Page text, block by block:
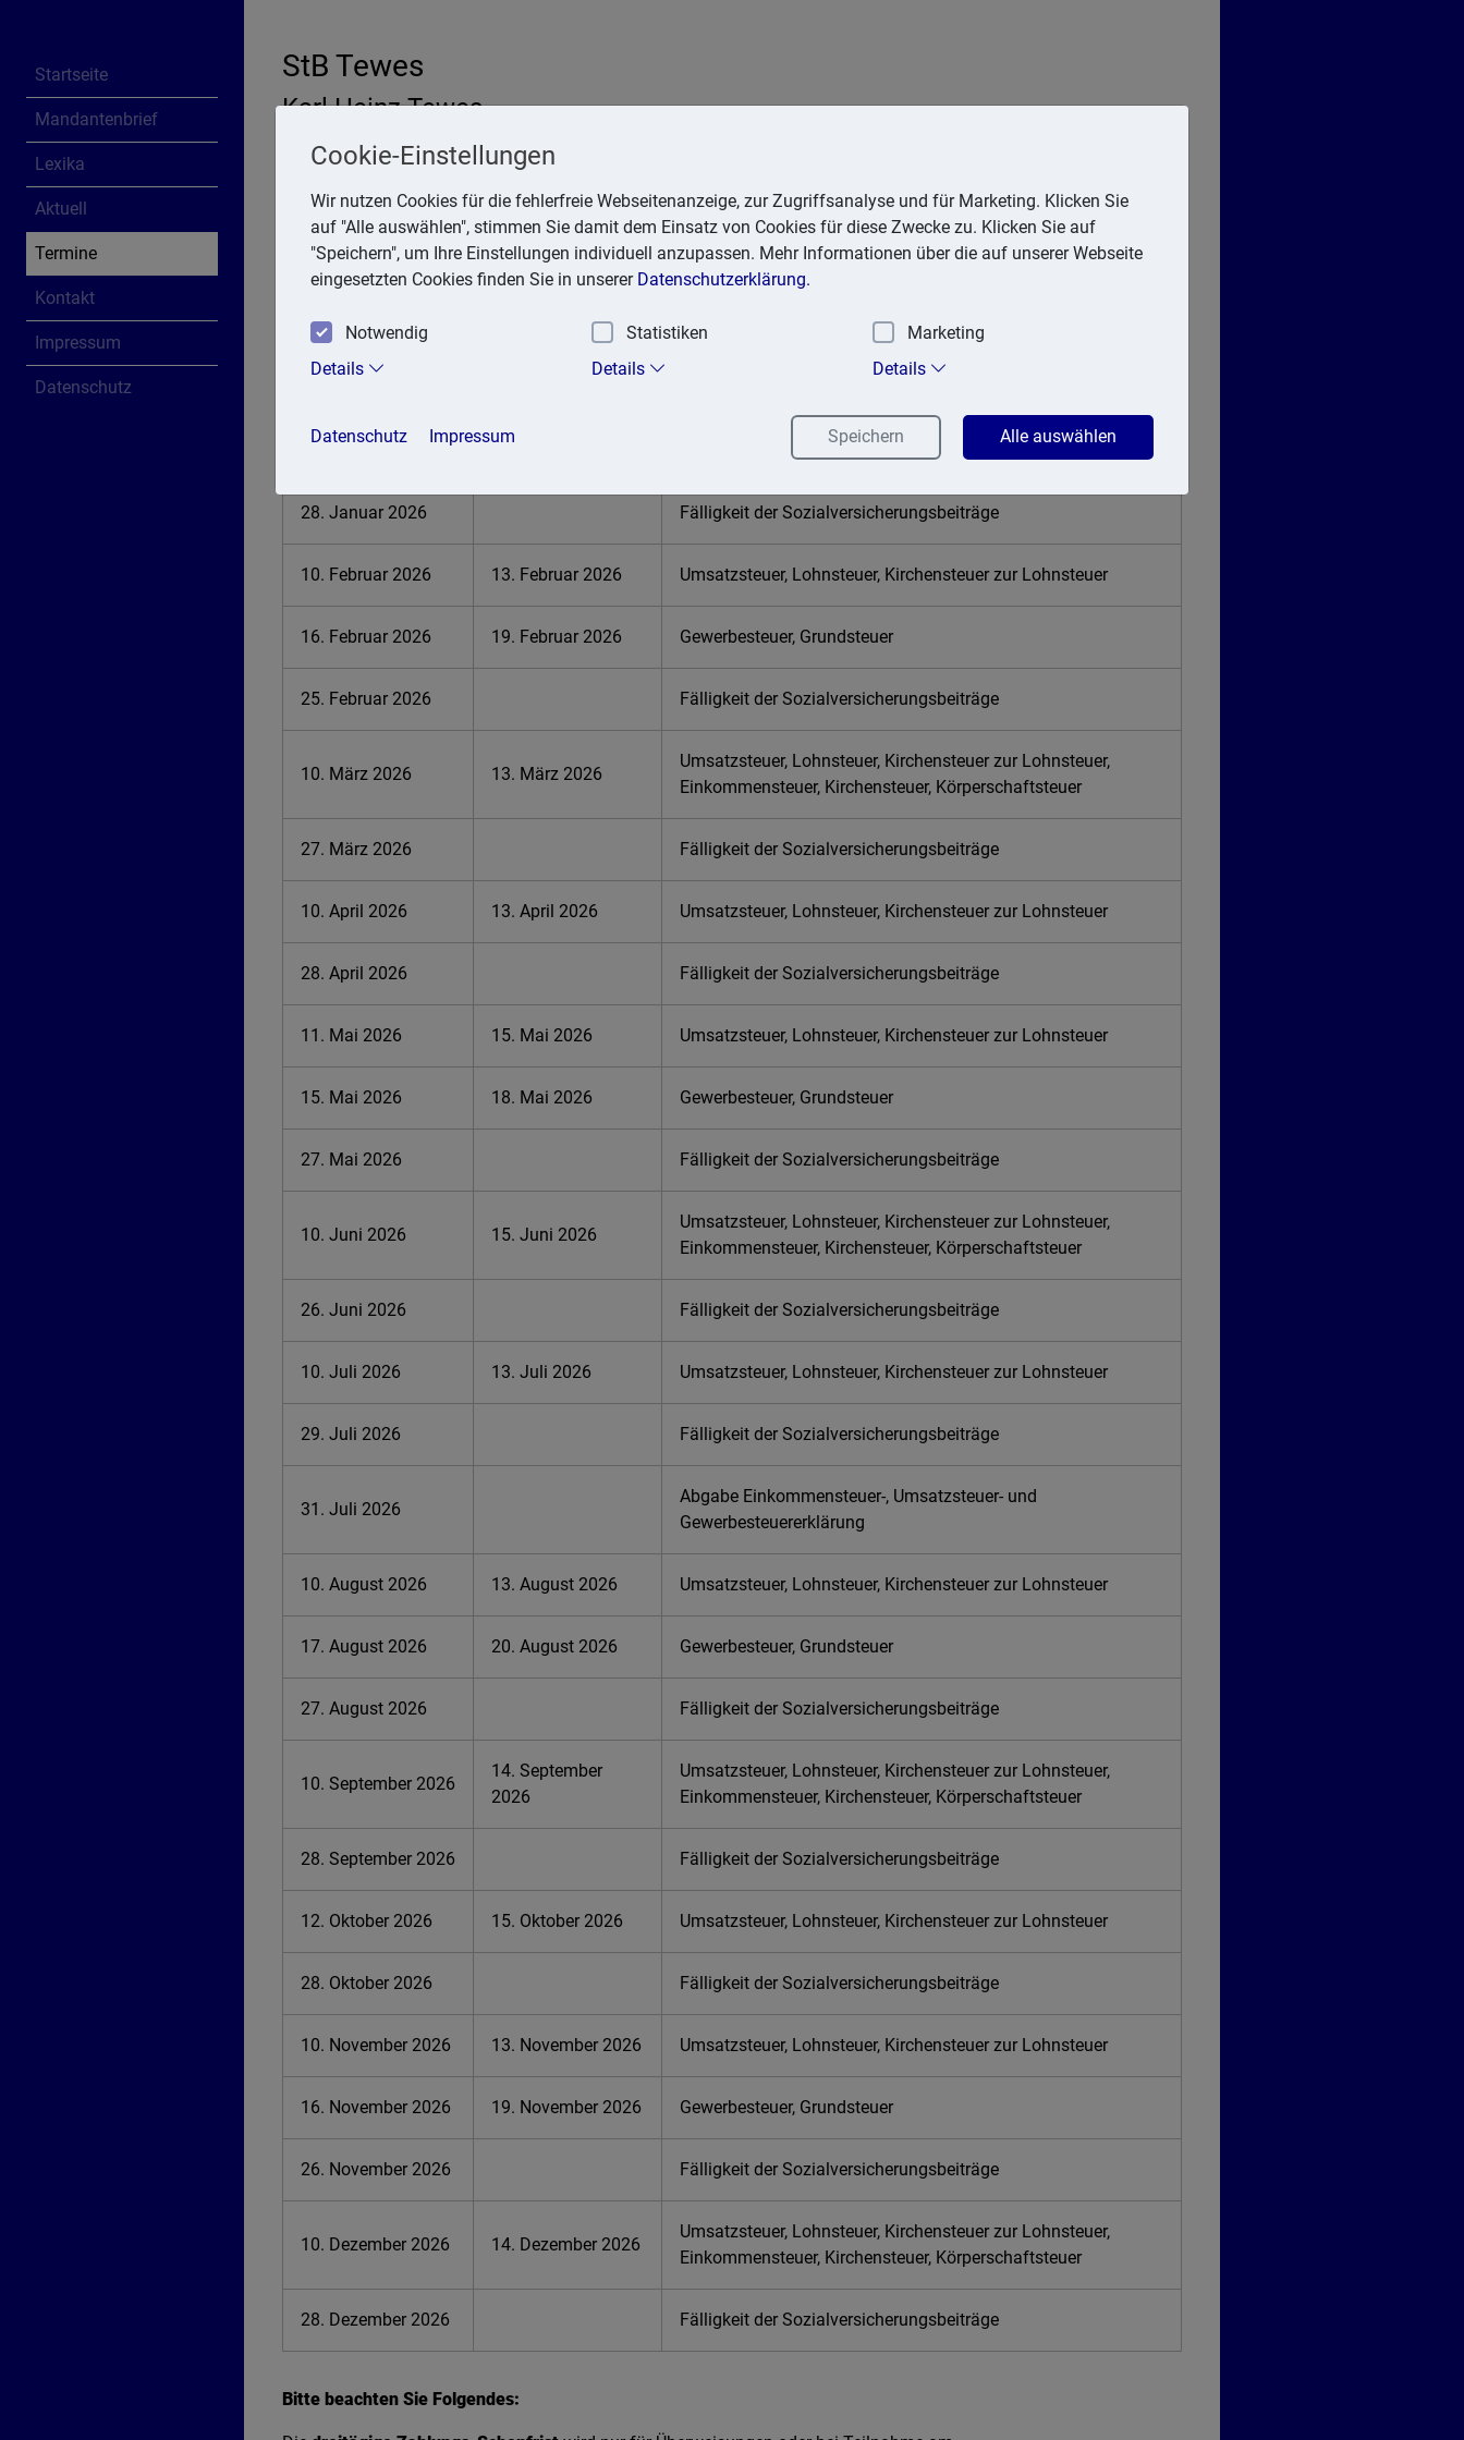
Startseite
Mandantenbrief
Lexika
Aktuell
Termine
Kontakt
Impressum
Datenschutz
StB Tewes
Karl Heinz Tewes
Wellinghofer Hecke 5, 44265 Dortmund
Telefon: 231 462050
E-Mail: tewes.StB@t-online.de
Steuertermine
Umsatzsteuer, Lohnsteuer, Kirchensteuer zur Lohnsteuer
28. Januar 2026 Fälligkeit der Sozialversicherungsbeiträge
10. Februar 2026 13. Februar 2026 Umsatzsteuer, Lohnsteuer, Kirchensteuer zur Lohnsteuer
16. Februar 2026 19. Februar 2026 Gewerbesteuer, Grundsteuer
25. Februar 2026 Fälligkeit der Sozialversicherungsbeiträge
10. März 2026 13. März 2026
Umsatzsteuer, Lohnsteuer, Kirchensteuer zur Lohnsteuer,
Einkommensteuer, Kirchensteuer, Körperschaftsteuer
27. März 2026 Fälligkeit der Sozialversicherungsbeiträge
10. April 2026 13. April 2026 Umsatzsteuer, Lohnsteuer, Kirchensteuer zur Lohnsteuer
28. April 2026 Fälligkeit der Sozialversicherungsbeiträge
11. Mai 2026 15. Mai 2026 Umsatzsteuer, Lohnsteuer, Kirchensteuer zur Lohnsteuer
15. Mai 2026 18. Mai 2026 Gewerbesteuer, Grundsteuer
27. Mai 2026 Fälligkeit der Sozialversicherungsbeiträge
10. Juni 2026 15. Juni 2026
Umsatzsteuer, Lohnsteuer, Kirchensteuer zur Lohnsteuer,
Einkommensteuer, Kirchensteuer, Körperschaftsteuer
26. Juni 2026 Fälligkeit der Sozialversicherungsbeiträge
10. Juli 2026 13. Juli 2026 Umsatzsteuer, Lohnsteuer, Kirchensteuer zur Lohnsteuer
29. Juli 2026 Fälligkeit der Sozialversicherungsbeiträge
31. Juli 2026
Abgabe Einkommensteuer-, Umsatzsteuer- und
Gewerbesteuererklärung
10. August 2026 13. August 2026 Umsatzsteuer, Lohnsteuer, Kirchensteuer zur Lohnsteuer
17. August 2026 20. August 2026 Gewerbesteuer, Grundsteuer
27. August 2026 Fälligkeit der Sozialversicherungsbeiträge
10. September 2026
14. September
2026
Umsatzsteuer, Lohnsteuer, Kirchensteuer zur Lohnsteuer,
Einkommensteuer, Kirchensteuer, Körperschaftsteuer
28. September 2026 Fälligkeit der Sozialversicherungsbeiträge
12. Oktober 2026 15. Oktober 2026 Umsatzsteuer, Lohnsteuer, Kirchensteuer zur Lohnsteuer
28. Oktober 2026 Fälligkeit der Sozialversicherungsbeiträge
10. November 2026 13. November 2026 Umsatzsteuer, Lohnsteuer, Kirchensteuer zur Lohnsteuer
16. November 2026 19. November 2026 Gewerbesteuer, Grundsteuer
26. November 2026 Fälligkeit der Sozialversicherungsbeiträge
10. Dezember 2026 14. Dezember 2026
Umsatzsteuer, Lohnsteuer, Kirchensteuer zur Lohnsteuer,
Einkommensteuer, Kirchensteuer, Körperschaftsteuer
28. Dezember 2026 Fälligkeit der Sozialversicherungsbeiträge
Bitte beachten Sie Folgendes:
Cookie-Einstellungen
Wir nutzen Cookies für die fehlerfreie Webseitenanzeige, zur Zugriffsanalyse und für Marketing. Klicken Sie
auf "Alle auswählen", stimmen Sie damit dem Einsatz von Cookies für diese Zwecke zu. Klicken Sie auf
"Speichern", um Ihre Einstellungen individuell anzupassen. Mehr Informationen über die auf unserer Webseite
eingesetzten Cookies finden Sie in unserer Datenschutzerklärung.
Notwendig Statistiken
Marketing
Details
Details Details
Datenschutz Impressum Speichern Alle auswählen